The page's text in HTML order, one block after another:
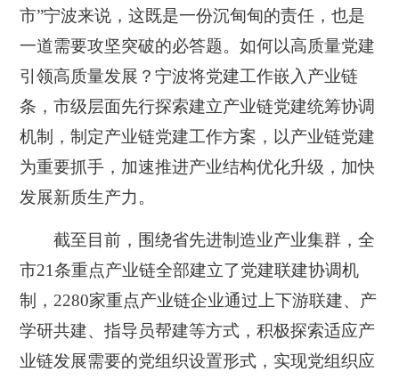
市”宁波来说，这既是一份沉甸甸的责任，也是
一道需要攻坚突破的必答题。如何以高质量党建
引领高质量发展？宁波将党建工作嵌入产业链
条，市级层面先行探索建立产业链党建统筹协调
机制，制定产业链党建工作方案，以产业链党建
为重要抓手，加速推进产业结构优化升级，加快
发展新质生产力。
截至目前，围绕省先进制造业产业集群，全
市21条重点产业链全部建立了党建联建协调机
制，2280家重点产业链企业通过上下游联建、产
学研共建、指导员帮建等方式，积极探索适应产
业链发展需要的党组织设置形式，实现党组织应